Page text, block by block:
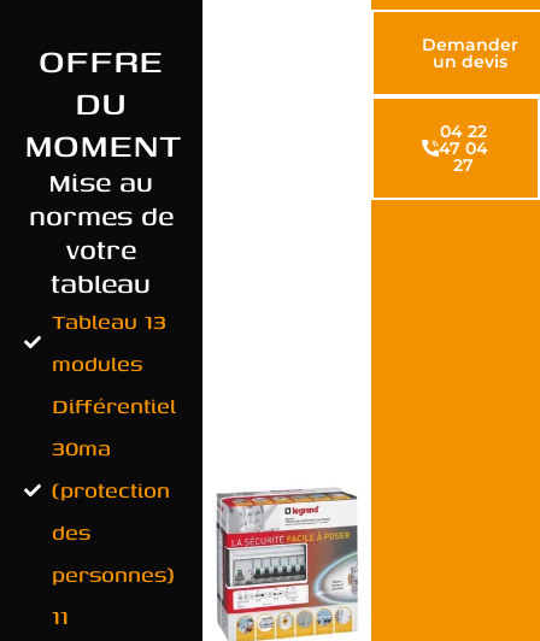
OFFRE
DU
MOMENT
Mise au
normes de
votre
tableau
Tableau 13
modules
Différentiel
30ma
(protection
des
personnes)
11
Demander
un devis
04 22
47 04
27